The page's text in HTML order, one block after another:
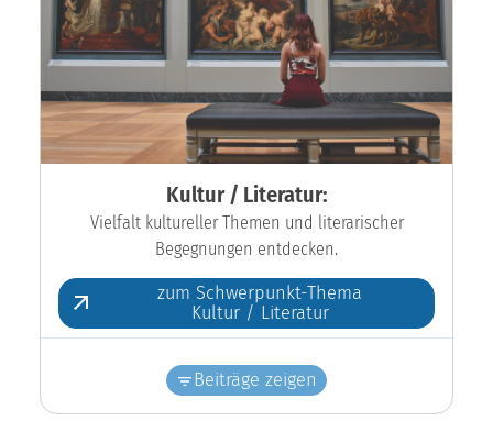
Kultur / Literatur:
Vielfalt kultureller Themen und literarischer
Begegnungen entdecken.
zum Schwerpunkt-Thema
Kultur / Literatur
Beiträge zeigen